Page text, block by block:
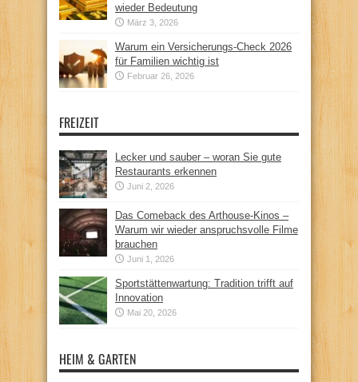
wieder Bedeutung
März 3, 2026
Warum ein Versicherungs-Check 2026
für Familien wichtig ist
Februar 26, 2026
FREIZEIT
Lecker und sauber – woran Sie gute
Restaurants erkennen
Juni 2, 2026
Das Comeback des Arthouse-Kinos –
Warum wir wieder anspruchsvolle Filme
brauchen
Juni 1, 2026
Sportstättenwartung: Tradition trifft auf
Innovation
Mai 20, 2026
HEIM & GARTEN